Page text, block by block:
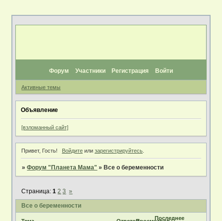
Форум Участники Регистрация Войти
Активные темы
Объявление
[взломанный сайт]
Привет, Гость! Войдитеили зарегистрируйтесь.
»Форум "Планета Мама" »Все о беременности
Все о беременности
Страница:1 2 3 »
Последнее